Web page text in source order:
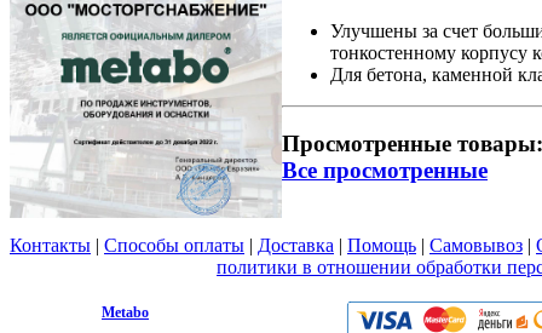
Улучшены за счет
тонкостенному корпусу
Для бетона, каменной
Просмотренные товары:
Все просмотренные
Контакты | Способы оплаты | Доставка | Помощь | Самовывоз |
политики в отношении обработки
Metabo